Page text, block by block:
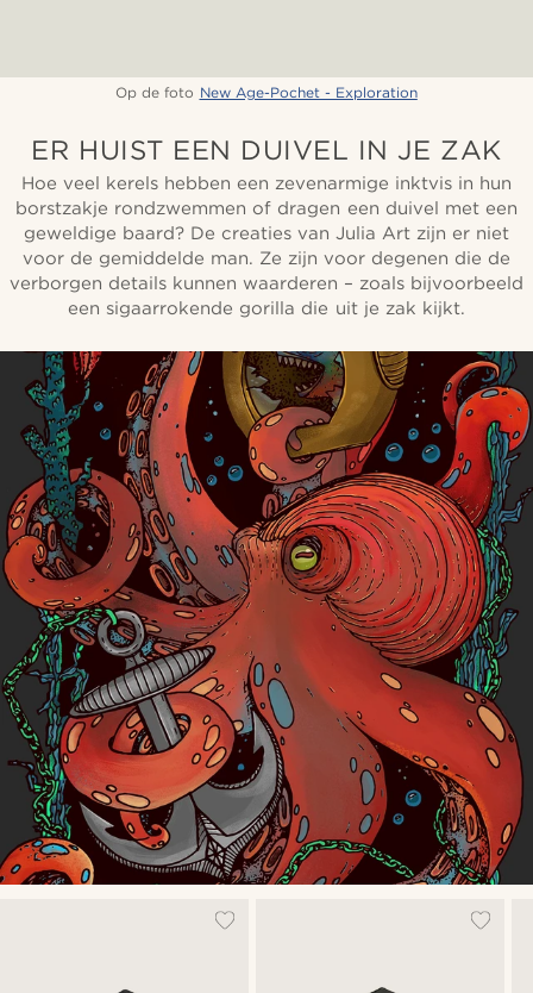
Op de foto New Age-Pochet - Exploration
ER HUIST EEN DUIVEL IN JE ZAK
Hoe veel kerels hebben een zevenarmige inktvis in hun
borstzakje rondzwemmen of dragen een duivel met een
geweldige baard? De creaties van Julia Art zijn er niet
voor de gemiddelde man. Ze zijn voor degenen die de
verborgen details kunnen waarderen – zoals bijvoorbeeld
een sigaarrokende gorilla die uit je zak kijkt.